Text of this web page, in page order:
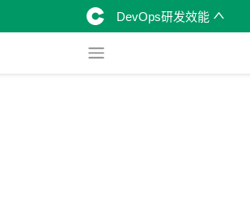
DevOps研发效能